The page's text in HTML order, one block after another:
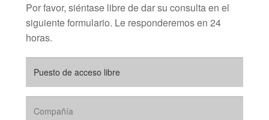
Por favor, siéntase libre de dar su consulta en el
siguiente formulario. Le responderemos en 24
horas.